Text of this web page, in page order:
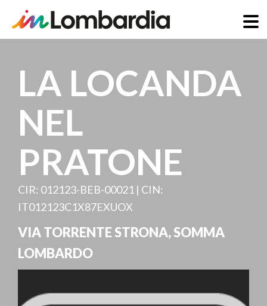
contenuto
principale
LA LOCANDA
NEL
PRATONE
CIR: 012123-BEB-00021 | CIN:
IT012123C1X87EXUOX
VIA TORRENTE STRONA,SOMMA
LOMBARDO